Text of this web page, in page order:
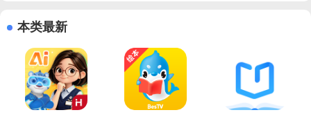
本类最新